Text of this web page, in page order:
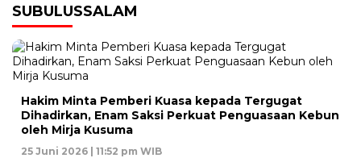
SUBULUSSALAM
Hakim Minta Pemberi Kuasa kepada Tergugat
Dihadirkan, Enam Saksi Perkuat Penguasaan Kebun
oleh Mirja Kusuma
25 Juni 2026 | 11:52 pm WIB